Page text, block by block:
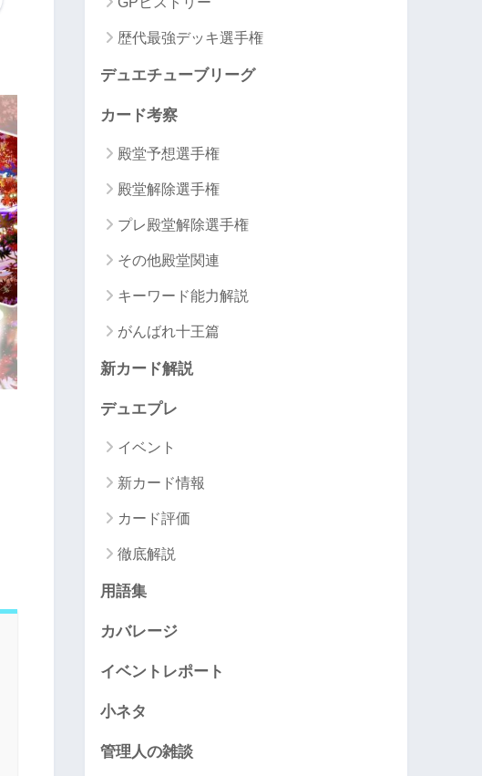
歴代最強デッキ選手権
デュエチューブリーグ
カード考察
殿堂予想選手権
殿堂解除選手権
プレ殿堂解除選手権
その他殿堂関連
キーワード能力解説
がんばれ十王篇
新カード解説
デュエプレ
イベント
新カード情報
カード評価
徹底解説
用語集
カバレージ
イベントレポート
小ネタ
管理人の雑談